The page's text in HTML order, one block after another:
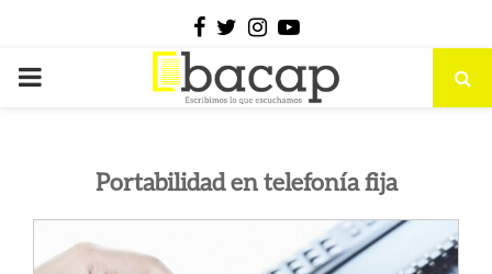
Facebook
Twitter
Instagram
Youtube
PRIMARY
Portabilidad en telefonía fija